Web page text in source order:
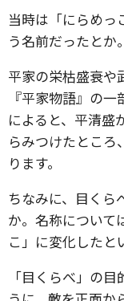
当時は「にらめっ
う名前だったとか。
平家の栄枯盛衰や
『平家物語』の
によると、平清盛
らみつけたところ
ります。
ちなみに、目くら
か。名称について
こ」に変化したと
「目くらべ」の